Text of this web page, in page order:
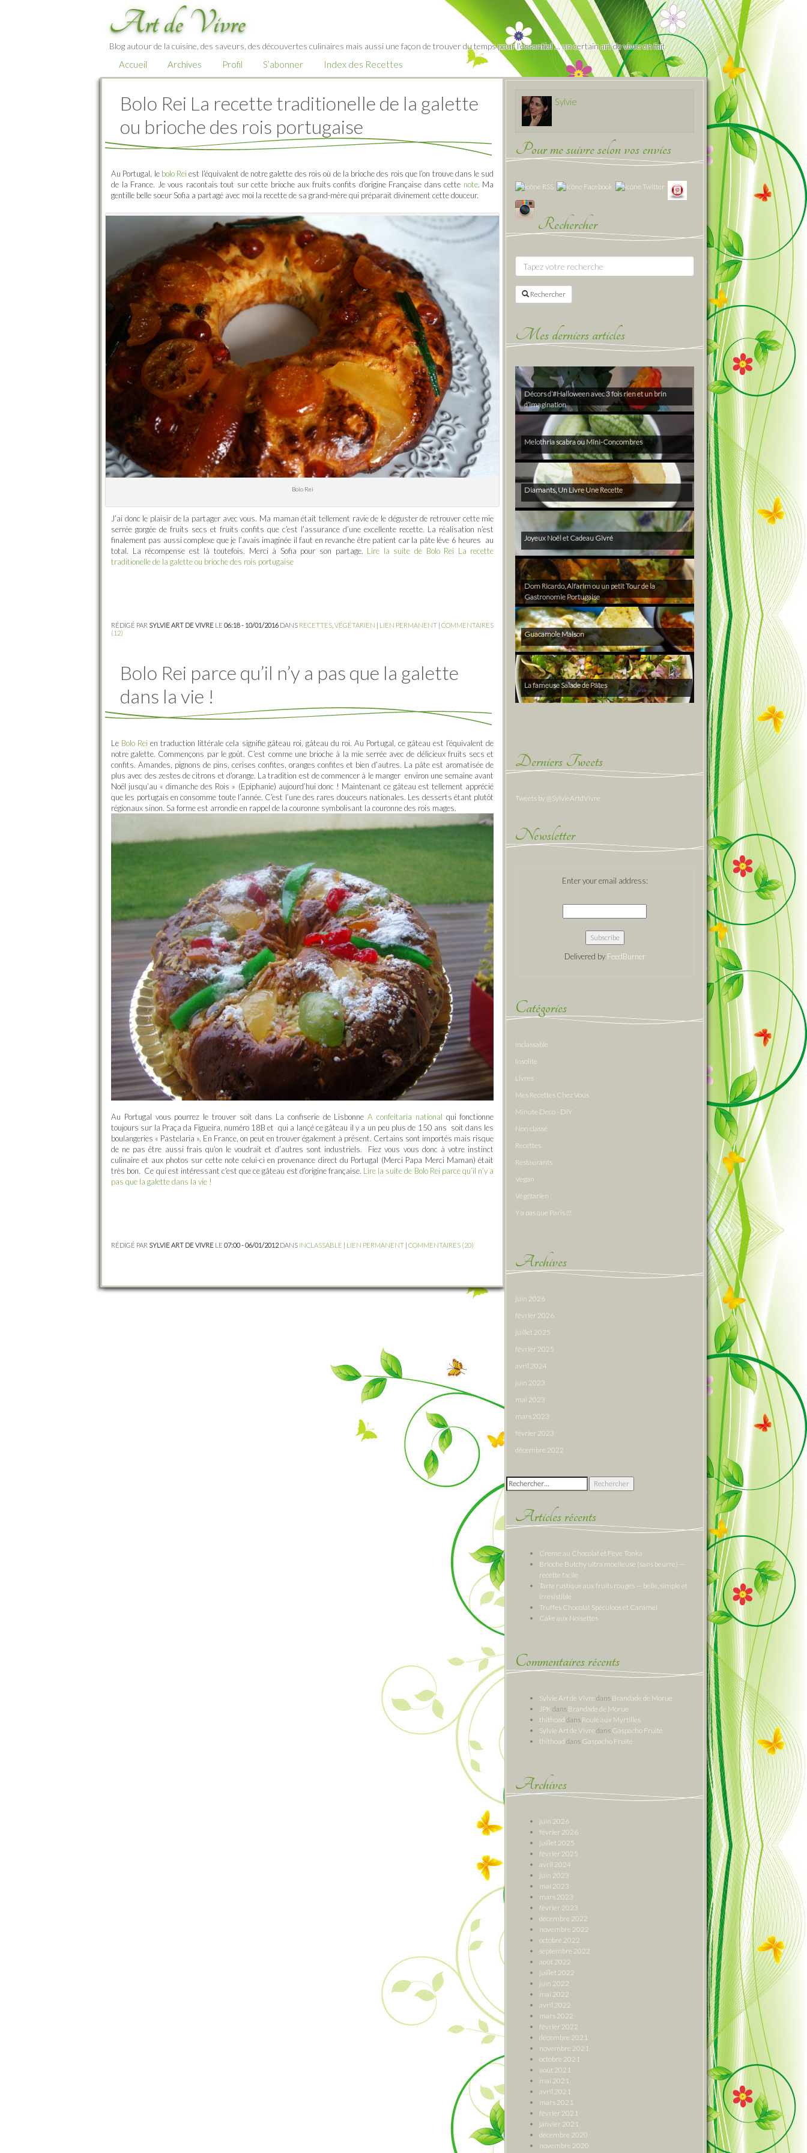
Art de Vivre
Blog autour de la cuisine, des saveurs, des découvertes culinaires mais aussi une façon de trouver du temps pour l'essentiel … un certain art de vivre en fait
Accueil Archives Profil S’abonner Index des Recettes
Bolo Rei La recette traditionelle de la galette
ou brioche des rois portugaise
Au Portugal, le bolo Rei est l’équivalent de notre galette des rois où de la brioche des rois que l’on trouve dans le sud
de la France. Je vous racontais tout sur cette brioche aux fruits confits d’origine Française dans cette note. Ma
gentille belle soeur Sofia a partagé avec moi la recette de sa grand-mère qui préparait divinement cette douceur.
Bolo Rei
J’ai donc le plaisir de la partager avec vous. Ma maman était tellement ravie de le déguster de retrouver cette mie
serrée gorgée de fruits secs et fruits confits que c’est l’assurance d’une excellente recette. La réalisation n’est
finalement pas aussi complexe que je l’avais imaginée il faut en revanche être patient car la pâte lève 6 heures au
total. La récompense est là toutefois. Merci à Sofia pour son partage. Lire la suite de Bolo Rei La recette
traditionelle de la galette ou brioche des rois portugaise
RÉDIGÉ PAR SYLVIE ART DE VIVRE LE 06:18 - 10/01/2016DANS RECETTES VÉGÉTARIEN | LIEN PERMANENT | COMMENTAIRES
(12)
Bolo Rei parce qu’il n’y a pas que la galette
dans la vie !
Le Bolo Rei en traduction littérale cela signifie gâteau roi, gâteau du roi. Au Portugal, ce gâteau est l’équivalent de
notre galette. Commençons par le goût. C’est comme une brioche à la mie serrée avec de délicieux fruits secs et
confits. Amandes, pignons de pins, cerises confites, oranges confites et bien d’autres. La pâte est aromatisée de
plus avec des zestes de citrons et d’orange. La tradition est de commencer à le manger environ une semaine avant
Noël jusqu’au « dimanche des Rois » (Epiphanie) aujourd’hui donc ! Maintenant ce gâteau est tellement apprécié
que les portugais en consomme toute l’année. C’est l’une des rares douceurs nationales. Les desserts étant plutôt
régionaux sinon. Sa forme est arrondie en rappel de la couronne symbolisant la couronne des rois mages.
Au Portugal vous pourrez le trouver soit dans La confiserie de LisbonneA confeitaria national qui fonctionne
toujours sur la Praça da Figueira, numéro 18B et qui a lançé ce gâteau il y a un peu plus de 150 ans soit dans les
boulangeries « Pastelaria ». En France, on peut en trouver également à présent. Certains sont importés mais risque
de ne pas être aussi frais qu’on le voudrait et d’autres sont industriels. Fiez vous vous donc à votre instinct
culinaire et aux photos sur cette note celui-ci en provenance direct du Portugal (Merci Papa Merci Maman) était
très bon. Ce qui est intéressant c’est que ce gâteau est d’origine française. Lire la suite de Bolo Rei parce qu’il n’y a
pas que la galette dans la vie !
RÉDIGÉ PAR SYLVIE ART DE VIVRE LE 07:00 - 06/01/2012DANS INCLASSABLE | LIEN PERMANENT | COMMENTAIRES (20)
Sylvie
Pour me suivre selon vos envies
Rechercher
Rechercher
Mes derniers articles
Décors d’#Halloween avec 3 fois rien et un brin
d’imagination
Melothria scabra ou Mini-Concombres
Diamants, Un Livre Une Recette
Joyeux Noël et Cadeau Givré
Dom Ricardo, Alfarim ou un petit Tour de la
Gastronomie Portugaise
Guacamole Maison
La fameuse Salade de Pâtes
Derniers Tweets
Tweets by @SylvieArtdVivre
Newsletter
Enter your email address:
Delivered by FeedBurner
Catégories
Inclassable
Insolite
Livres
Mes Recettes Chez Vous
Minute Deco - DIY
Non classé
Recettes
Restaurants
Vegan
Végétarien
Y a pas que Paris !!!
Archives
juin 2026
février 2026
juillet 2025
février 2025
avril 2024
juin 2023
mai 2023
mars 2023
février 2023
décembre 2022
Rechercher :
Articles récents
Crème au Chocolat et Fève Tonka
Brioche Butchy ultra moelleuse (sans beurre) —
recette facile
Tarte rustique aux fruits rouges — belle, simple et
irrésistible
Truffes Chocolat Spéculoos et Caramel
Cake aux Noisettes
Commentaires récents
Sylvie Art de Vivre dans Brandade de Morue
JPK dans Brandade de Morue
thithoad dans Roulé aux Myrtilles
Sylvie Art de Vivre dans Gaspacho Fruité
thithoad dans Gaspacho Fruité
Archives
juin 2026
février 2026
juillet 2025
février 2025
avril 2024
juin 2023
mai 2023
mars 2023
février 2023
décembre 2022
novembre 2022
octobre 2022
septembre 2022
août 2022
juillet 2022
juin 2022
mai 2022
avril 2022
mars 2022
février 2022
décembre 2021
novembre 2021
octobre 2021
août 2021
mai 2021
avril 2021
mars 2021
février 2021
janvier 2021
décembre 2020
novembre 2020